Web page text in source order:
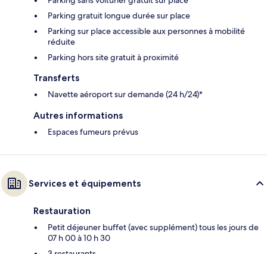
Parking gratuit longue durée sur place
Parking sur place accessible aux personnes à mobilité
réduite
Parking hors site gratuit à proximité
Transferts
Navette aéroport sur demande (24 h/24)*
Autres informations
Espaces fumeurs prévus
Services et équipements
Restauration
Petit déjeuner buffet (avec supplément) tous les jours de
07 h 00 à 10 h 30